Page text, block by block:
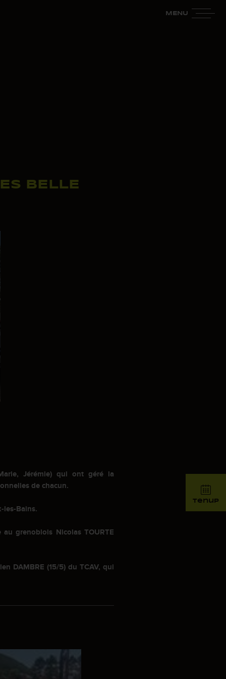
tenup
MENU
BELLE
Jérémie) qui ont géré la
de chacun.
les-Bains.
au grenoblois Nicolas TOURTE
DAMBRE (15/5) du TCAV, qui